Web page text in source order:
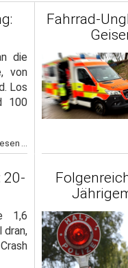
die
von
Los
100
...
Fahrrad-
20-
1,6
dran,